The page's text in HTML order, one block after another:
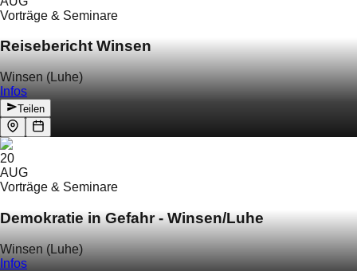
Vorträge & Seminare
Reisebericht Winsen
Winsen (Luhe)
Infos
Teilen
20
AUG
Vorträge & Seminare
Demokratie in Gefahr - Winsen/Luhe
Winsen (Luhe)
Infos